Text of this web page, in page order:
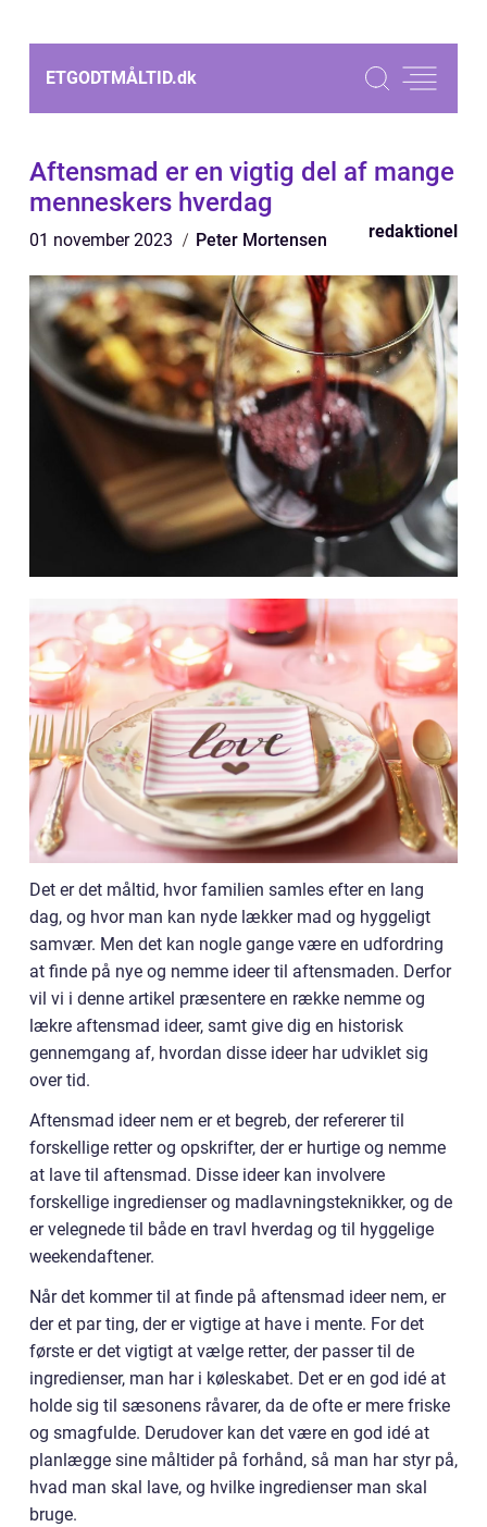
ETGODTMÅLTID.dk
Aftensmad er en vigtig del af mange
menneskers hverdag
01 november 2023 Peter Mortensen redaktionel
Det er det måltid, hvor familien samles efter en lang
dag, og hvor man kan nyde lækker mad og hyggeligt
samvær. Men det kan nogle gange være en udfordring
at finde på nye og nemme ideer til aftensmaden. Derfor
vil vi i denne artikel præsentere en række nemme og
lækre aftensmad ideer, samt give dig en historisk
gennemgang af, hvordan disse ideer har udviklet sig
over tid.
Aftensmad ideer nem er et begreb, der refererer til
forskellige retter og opskrifter, der er hurtige og nemme
at lave til aftensmad. Disse ideer kan involvere
forskellige ingredienser og madlavningsteknikker, og de
er velegnede til både en travl hverdag og til hyggelige
weekendaftener.
Når det kommer til at finde på aftensmad ideer nem, er
der et par ting, der er vigtige at have i mente. For det
første er det vigtigt at vælge retter, der passer til de
ingredienser, man har i køleskabet. Det er en god idé at
holde sig til sæsonens råvarer, da de ofte er mere friske
og smagfulde. Derudover kan det være en god idé at
planlægge sine måltider på forhånd, så man har styr på,
hvad man skal lave, og hvilke ingredienser man skal
bruge.